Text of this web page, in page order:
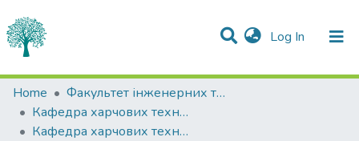
Log In (current)
Statistics
Communities & Collections
Home
Факультет інженерних технологій та професійної освіти
Кафедра харчових технологій
Кафедра харчових технологій